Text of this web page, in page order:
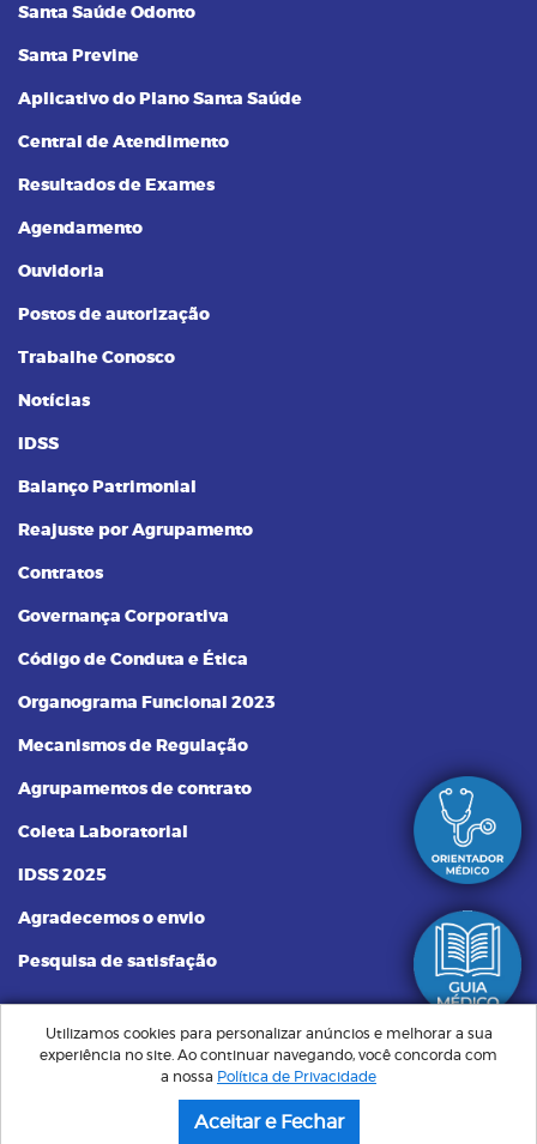
Santa Saúde Odonto
Santa Previne
Aplicativo do Plano Santa Saúde
Central de Atendimento
Resultados de Exames
Agendamento
Ouvidoria
Postos de autorização
Trabalhe Conosco
Notícias
IDSS
Balanço Patrimonial
Reajuste por Agrupamento
Contratos
Governança Corporativa
Código de Conduta e Ética
Organograma Funcional 2023
Mecanismos de Regulação
Agrupamentos de contrato
Coleta Laboratorial
IDSS 2025
Agradecemos o envio
Pesquisa de satisfação
Plano Santa Saúde | Sempre Perto, Cuidando de Você © Todos os
direitos reservados. Implementação de conteúdo e material fornecidos
Criação de Sites: GV8 Sites & Sistemas
Utilizamos cookies para personalizar anúncios e melhorar a sua
experiência no site. Ao continuar navegando, você concorda com
a nossa Política de Privacidade
Aceitar e Fechar